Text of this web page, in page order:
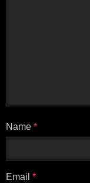
Name *
Email *